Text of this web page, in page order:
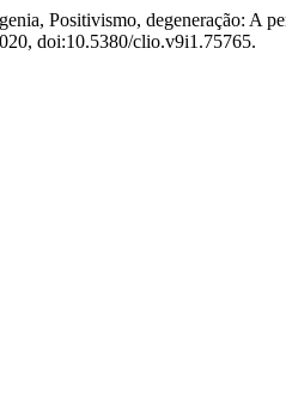
Positivismo, degeneração: A
doi:10.5380/clio.v9i1.75765.